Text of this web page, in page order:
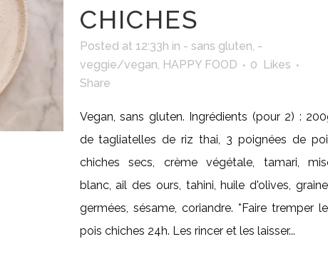
CHICHES
Posted at 12:33h in - sans gluten, -
veggie/vegan, HAPPY FOOD 0 Likes
Share
Vegan, sans gluten. Ingrédients (pour 2) :
de tagliatelles de riz thai, 3 poignées de
chiches secs, crème végétale, tamari,
blanc, ail des ours, tahini, huile d'olives,
germées, sésame, coriandre. *Faire tremper
pois chiches 24h. Les rincer et les laisser...